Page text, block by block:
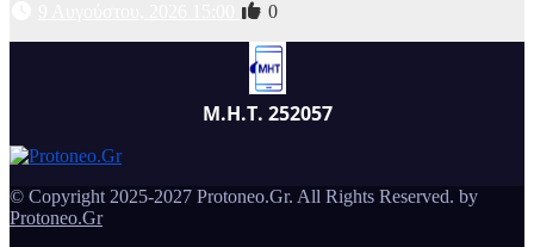
0
Μ.Η.Τ. 252057
© Copyright 2025-2027 Protoneo.Gr. All Rights Reserved. by
Protoneo.Gr